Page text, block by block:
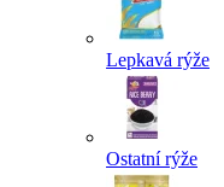
Lepkavá rýže
Ostatní rýže